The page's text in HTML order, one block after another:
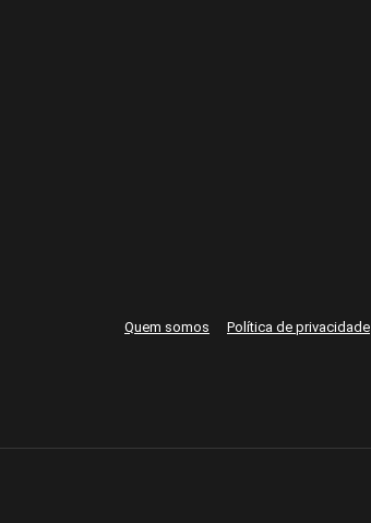
Quem somos Política de privacidade